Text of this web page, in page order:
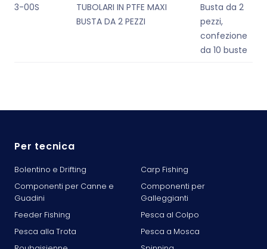
3-00S
TUBOLARI IN PTFE MAXI
BUSTA DA 2 PEZZI
Busta da 2
pezzi,
confezione
da 10 buste
Per tecnica
Bolentino e Drifting
Carp Fishing
Componenti per Canne e
Guadini
Componenti per
Galleggianti
Feeder Fishing
Pesca al Colpo
Pesca alla Trota
Pesca a Mosca